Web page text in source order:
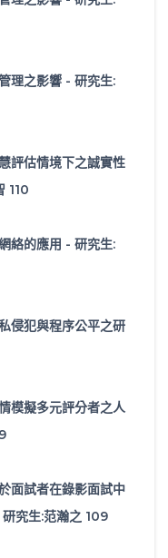
理之影響 - 研究生:
評估情境下之誠實性
110
絡的應用 - 研究生:
侵犯與程序公平之研
模擬多元評分者之人
面試者在錄影面試中
究生:范瀚之 109